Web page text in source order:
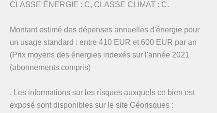
CLASSE ÉNERGIE : C, CLASSE CLIMAT : C.
Montant estimé des dépenses annuelles d'énergie pour
un usage standard : entre 410 EUR et 600 EUR par an
(Prix moyens des énergies indexés sur l'année 2021
(abonnements compris)
. Les informations sur les risques auxquels ce bien est
exposé sont disponibles sur le site Géorisques :